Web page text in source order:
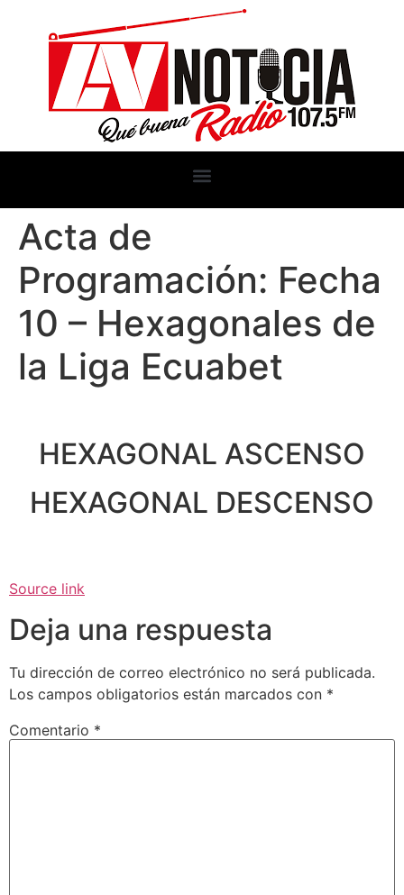
Acta de
Programación: Fecha
10 – Hexagonales de
la Liga Ecuabet
HEXAGONAL ASCENSO
HEXAGONAL DESCENSO
Source link
Deja una respuesta
Tu dirección de correo electrónico no será publicada.
Los campos obligatorios están marcados con *
Comentario *